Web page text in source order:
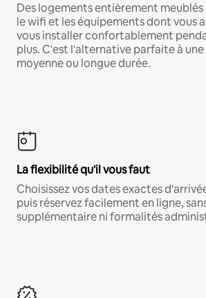
Des logements entièrement meublés
le wifi et les équipements dont vous
vous installer confortablement
plus. C'est l'alternative parfaite à
moyenne ou longue durée.
La flexibilité qu'il vous faut
Choisissez vos dates exactes
puis réservez facilement en ligne,
supplémentaire ni formalités